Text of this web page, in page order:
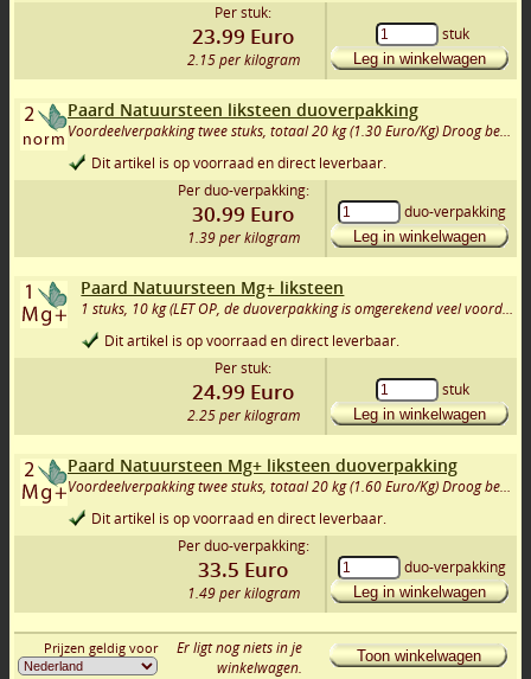
Per stuk:
23.99 Euro
2.15 per kilogram
stuk
Leg in winkelwagen
Paard Natuursteen liksteen duoverpakking
Voordeelverpakking twee stuks, totaal 20 kg (1.30 Euro/Kg) Droog bewaard = onbeperkt houdbaar!
Dit artikel is op voorraad en direct leverbaar.
Per duo-verpakking:
30.99 Euro
1.39 per kilogram
duo-verpakking
Leg in winkelwagen
Paard Natuursteen Mg+ liksteen
1 stuks, 10 kg (LET OP, de duoverpakking is omgerekend veel voordeliger!)
Dit artikel is op voorraad en direct leverbaar.
Per stuk:
24.99 Euro
2.25 per kilogram
stuk
Leg in winkelwagen
Paard Natuursteen Mg+ liksteen duoverpakking
Voordeelverpakking twee stuks, totaal 20 kg (1.60 Euro/Kg) Droog bewaard = onbeperkt houdbaar!
Dit artikel is op voorraad en direct leverbaar.
Per duo-verpakking:
33.5 Euro
1.49 per kilogram
duo-verpakking
Leg in winkelwagen
Prijzen geldig voor
Er ligt nog niets in je
winkelwagen.
Toon winkelwagen